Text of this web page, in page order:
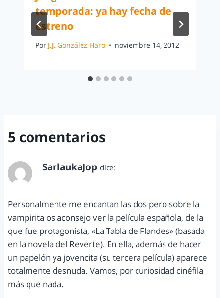
temporada: ya hay fecha de
estreno
Por J.J. González Haro noviembre 14, 2012
5 comentarios
SarlaukaJop dice:
Personalmente me encantan las dos pero sobre la
vampirita os aconsejo ver la película española, de la
que fue protagonista, «La Tabla de Flandes» (basada
en la novela del Reverte). En ella, además de hacer
un papelón ya jovencita (su tercera película) aparece
totalmente desnuda. Vamos, por curiosidad cinéfila
más que nada.